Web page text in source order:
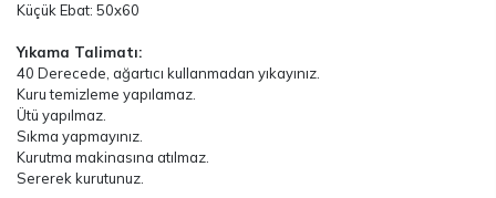
Küçük Ebat: 50x60
Yıkama Talimatı:
40 Derecede, ağartıcı kullanmadan yıkayınız.
Kuru temizleme yapılamaz.
Ütü yapılmaz.
Sıkma yapmayınız.
Kurutma makinasına atılmaz.
Sererek kurutunuz.